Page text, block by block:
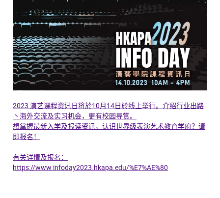
2023 演艺课程资讯日将於10月14日於线上举行。介绍行业出路
丶海外交流及实习机会，更有校园导赏。
想掌握最新入学及报读资讯，认识世界级表演艺术教育学府？请
即报名！
有关详情及报名：
https://www.infoday2023.hkapa.edu/%E7%AE%80